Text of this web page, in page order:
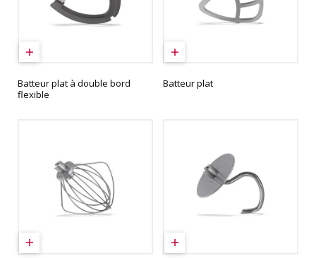
Batteur plat à double bord
flexible
Batteur plat